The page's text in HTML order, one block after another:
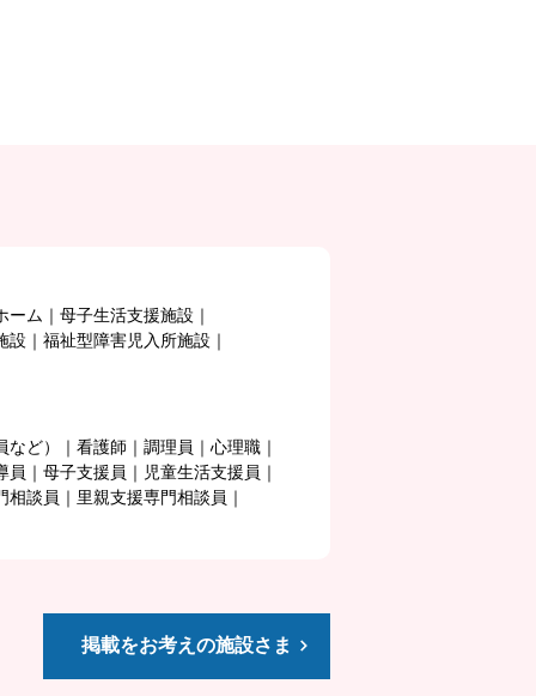
ーム
母子生活支援施設
設
福祉型障害児入所施設
ど）
看護師 調理員
心理職
員 母子支援員
児童生活支援員
相談員
里親支援専門相談員
掲載をお考えの施設さま